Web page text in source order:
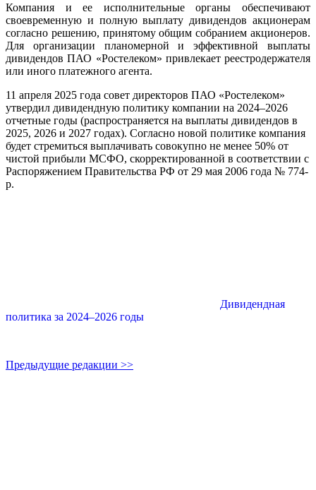
Компания и ее исполнительные органы обеспечивают
своевременную и полную выплату дивидендов акционерам
согласно решению, принятому общим собранием акционеров.
Для организации планомерной и эффективной выплаты
дивидендов ПАО «Ростелеком» привлекает реестродержателя
или иного платежного агента.
11 апреля 2025 года совет директоров ПАО «Ростелеком»
утвердил дивидендную политику компании на 2024–2026
отчетные годы (распространяется на выплаты дивидендов в
2025, 2026 и 2027 годах). Согласно новой политике компания
будет стремиться выплачивать совокупно не менее 50% от
чистой прибыли МСФО, скорректированной в соответствии с
Распоряжением Правительства РФ от 29 мая 2006 года № 774-
р.
Дивидендная
политика за 2024–2026 годы
Предыдущие редакции >>